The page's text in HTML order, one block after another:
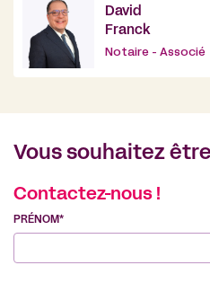
David
Franck
Notaire - Associé
Vous souhaitez
Contactez-nous !
PRÉNOM*